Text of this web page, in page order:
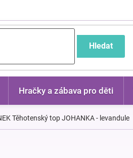
Hledat
Hračky a zábava pro děti
Těhotenský top JOHANKA - levandule